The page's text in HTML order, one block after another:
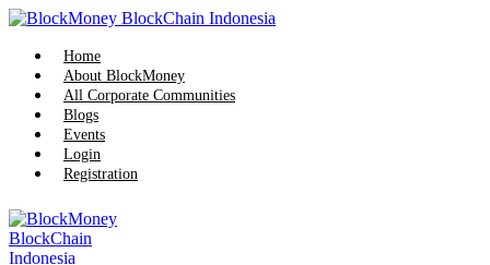
Skip
content
Home
About BlockMoney
All Corporate Communities
Blogs
Events
Login
Registration